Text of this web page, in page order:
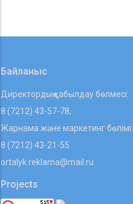
Байланыс
Директордың қабылдау бөлмесі:
8 (7212) 43-57-78,
Жарнама және маркетинг бөлімі:
8 (7212) 43-21-55
ortalyk.reklama@mail.ru
Projects